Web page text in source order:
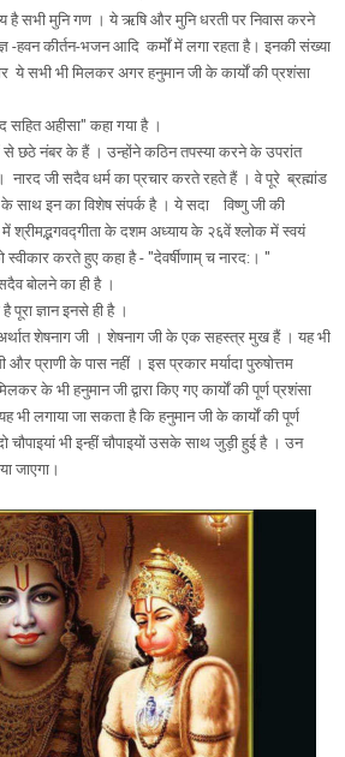
है सभी मुनि गण । ये ऋषि और मुनि धरती पर निवास करने
-हवन कीर्तन-भजन आदि कर्मों में लगा रहता है। इनकी संख्या
ये सभी भी मिलकर अगर हनुमान जी के कार्यों की प्रशंसा
अहीसा" कहा गया है ।
से छठे नंबर के हैं । उन्होंने कठिन तपस्या करने के उपरांत
। नारद जी सदैव धर्म का प्रचार करते रहते हैं । वे पूरे ब्रह्मांड
साथ इन का विशेष संपर्क है । ये सदा विष्णु जी की
श्रीमद्भगवद्गीता के दशम अध्याय के २६वें श्लोक में स्वयं
स्वीकार करते हुए कहा है - "देवर्षीणाम् च नारद:। "
बोलने का ही है ।
है पूरा ज्ञान इनसे ही है ।
शेषनाग जी । शेषनाग जी के एक सहस्त्र मुख हैं । यह भी
और प्राणी के पास नहीं । इस प्रकार मर्यादा पुरुषोत्तम
के भी हनुमान जी द्वारा किए गए कार्यों की पूर्ण प्रशंसा
लगाया जा सकता है कि हनुमान जी के कार्यों की पूर्ण
भी इन्हीं चौपाइयों उसके साथ जुड़ी हुई है । उन
जाएगा।